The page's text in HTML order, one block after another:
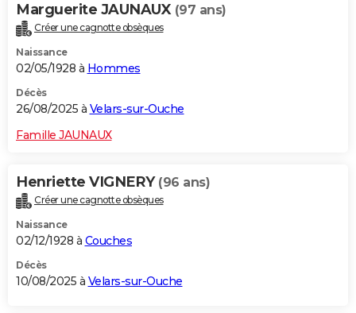
Marguerite JAUNAUX (97 ans)
Créer une cagnotte obsèques
Naissance
02/05/1928 à Hommes
Décès
26/08/2025 à Velars-sur-Ouche
Famille JAUNAUX
Henriette VIGNERY (96 ans)
Créer une cagnotte obsèques
Naissance
02/12/1928 à Couches
Décès
10/08/2025 à Velars-sur-Ouche